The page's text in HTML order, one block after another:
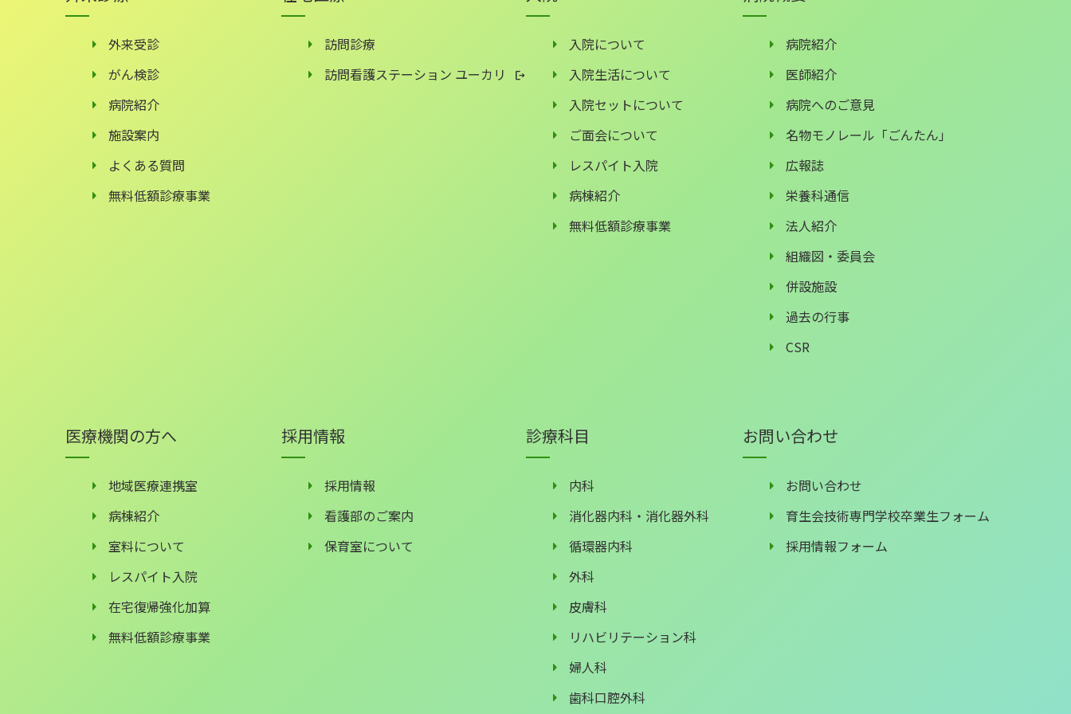
外来受診
がん検診
病院紹介
施設案内
よくある質問
無料低額診療事業
訪問診療
訪問看護ステーション ユーカリ
入院について
入院生活について
入院セットについて
ご面会について
レスパイト入院
病棟紹介
無料低額診療事業
病院紹介
医師紹介
病院へのご意見
名物モノレール「ごんたん」
広報誌
栄養科通信
法人紹介
組織図・委員会
併設施設
過去の行事
CSR
医療機関の方へ
地域医療連携室
病棟紹介
室料について
レスパイト入院
在宅復帰強化加算
無料低額診療事業
採用情報
採用情報
看護部のご案内
保育室について
診療科目
内科
消化器内科・消化器外科
循環器内科
外科
皮膚科
リハビリテーション科
婦人科
歯科口腔外科
お問い合わせ
お問い合わせ
育生会技術専門学校卒業生フォーム
採用情報フォーム